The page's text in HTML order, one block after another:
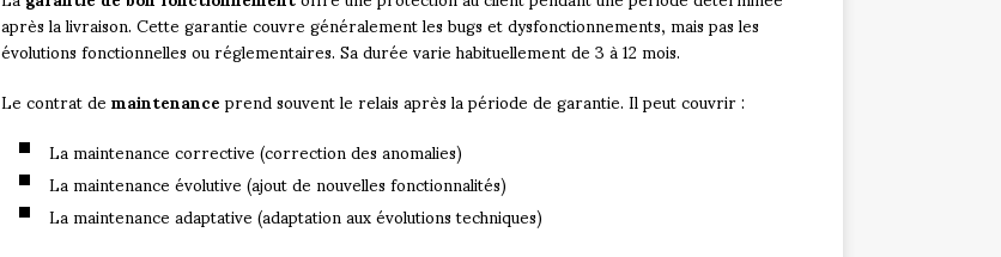
après la livraison. Cette garantie couvre généralement les bugs et dysfonctionnements, mais pas les
évolutions fonctionnelles ou réglementaires. Sa durée varie habituellement de 3 à 12 mois.
Le contrat demaintenanceprend souvent le relais après la période de garantie. Il peut couvrir :
La maintenance corrective (correction des anomalies)
La maintenance évolutive (ajout de nouvelles fonctionnalités)
La maintenance adaptative (adaptation aux évolutions techniques)